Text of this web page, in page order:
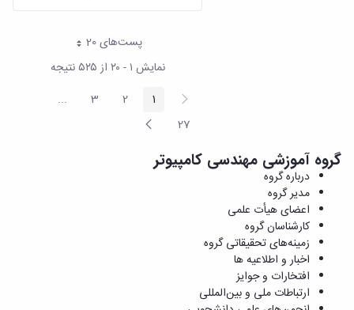
پست‌‌های 20هر صفحه
نمایش ۱ - ۲۰ از ۵۲۵ نتیجه
پیغام
قبلی صفحه1 صفحه2 صفحه3
...
Pages
صفحه27 صفحه
بعد
گروه آموزشی مهندسی کامپیوتر
درباره گروه
مدیر گروه
اعضای هیأت علمی
کارشناسان گروه
زمینه‌های تحقیقاتی گروه
اخبار و اطلاعیه ها
افتخارات و جوایز
ارتباطات ملی و بین‌المللی